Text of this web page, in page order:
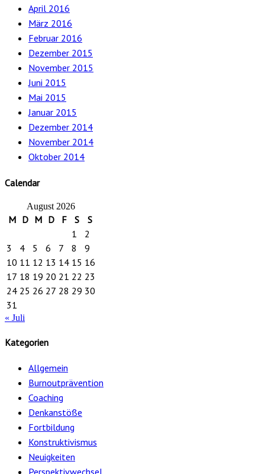
April 2016
März 2016
Februar 2016
Dezember 2015
November 2015
Juni 2015
Mai 2015
Januar 2015
Dezember 2014
November 2014
Oktober 2014
Calendar
August 2026
M D M D F S
S
1
2
3
4 5 6 7 8
9
10 11 12 13 14 15 16
17 18 19 20 21 22 23
24 25 26 27 28 29 30
31
« Juli
Kategorien
Allgemein
Burnoutprävention
Coaching
Denkanstöße
Fortbildung
Konstruktivismus
Neuigkeiten
Perspektivwechsel